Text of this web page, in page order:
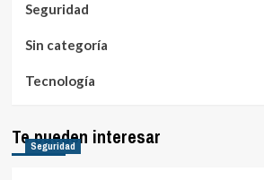
Seguridad
Sin categoría
Tecnología
Te pueden interesar
Seguridad